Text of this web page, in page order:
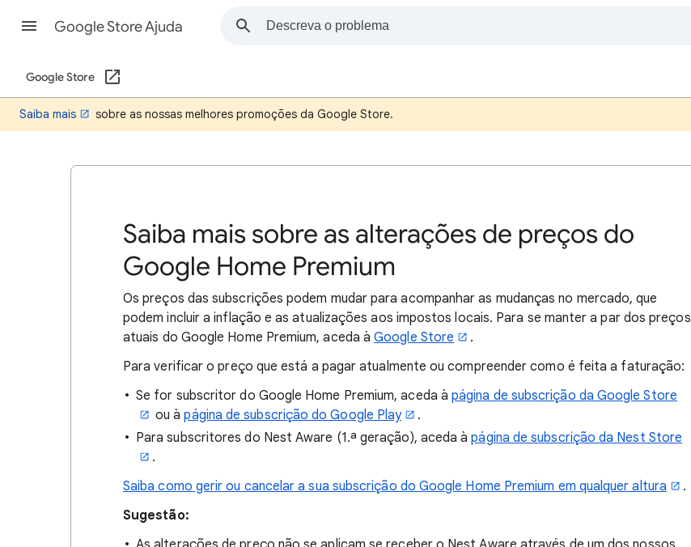
Google Store Ajuda
Google Store
Saiba mais sobre as nossas melhores promoções da Google Store.
Saiba mais sobre as alterações de preços do
Google Home Premium
Os preços das subscrições podem mudar para acompanhar as mudanças no mercado, que
podem incluir a inflação e as atualizações aos impostos locais. Para se manter a par dos preços
atuais do Google Home Premium, aceda àGoogle Store
.
Para verificar o preço que está a pagar atualmente ou compreender como é feita a faturação:
Se for subscritor do Google Home Premium, aceda à página de subscrição da Google Store
ou àpágina de subscrição do Google Play
.
Para subscritores do Nest Aware (1.ª geração), aceda àpágina de subscrição da Nest Store
.
Saiba como gerir ou cancelar a sua subscrição do Google Home Premium em qualquer altura
.
Sugestão: